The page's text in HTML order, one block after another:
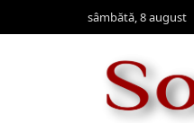
sâmbătă, 8 august